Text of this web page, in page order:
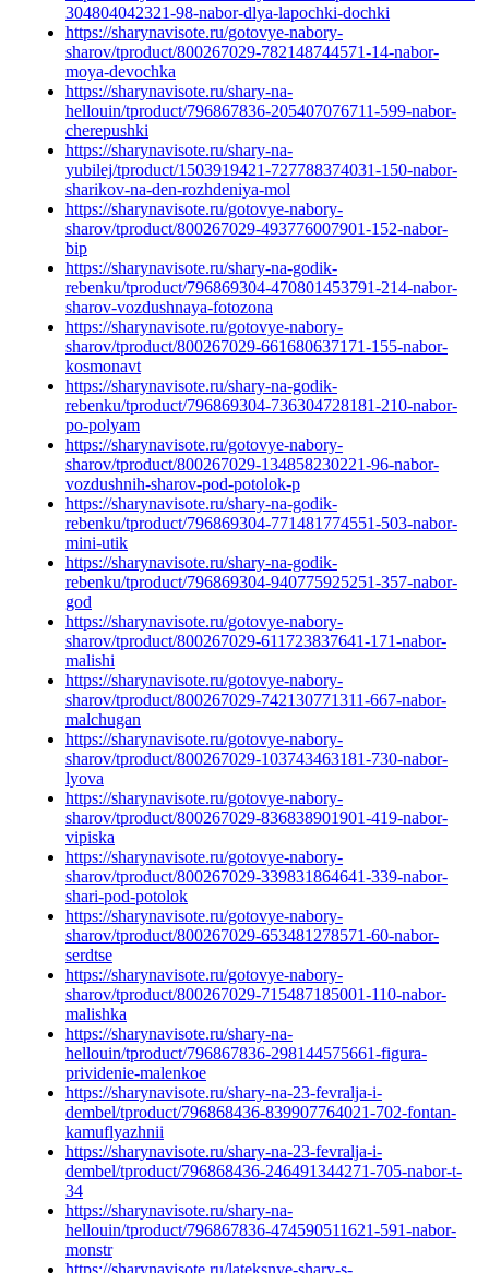
304804042321-98-nabor-dlya-lapochki-dochki
https://sharynavisote.ru/gotovye-nabory-
sharov/tproduct/800267029-782148744571-14-nabor-
moya-devochka
https://sharynavisote.ru/shary-na-
hellouin/tproduct/796867836-205407076711-599-nabor-
cherepushki
https://sharynavisote.ru/shary-na-
yubilej/tproduct/1503919421-727788374031-150-nabor-
sharikov-na-den-rozhdeniya-mol
https://sharynavisote.ru/gotovye-nabory-
sharov/tproduct/800267029-493776007901-152-nabor-
bip
https://sharynavisote.ru/shary-na-godik-
rebenku/tproduct/796869304-470801453791-214-nabor-
sharov-vozdushnaya-fotozona
https://sharynavisote.ru/gotovye-nabory-
sharov/tproduct/800267029-661680637171-155-nabor-
kosmonavt
https://sharynavisote.ru/shary-na-godik-
rebenku/tproduct/796869304-736304728181-210-nabor-
po-polyam
https://sharynavisote.ru/gotovye-nabory-
sharov/tproduct/800267029-134858230221-96-nabor-
vozdushnih-sharov-pod-potolok-p
https://sharynavisote.ru/shary-na-godik-
rebenku/tproduct/796869304-771481774551-503-nabor-
mini-utik
https://sharynavisote.ru/shary-na-godik-
rebenku/tproduct/796869304-940775925251-357-nabor-
god
https://sharynavisote.ru/gotovye-nabory-
sharov/tproduct/800267029-611723837641-171-nabor-
malishi
https://sharynavisote.ru/gotovye-nabory-
sharov/tproduct/800267029-742130771311-667-nabor-
malchugan
https://sharynavisote.ru/gotovye-nabory-
sharov/tproduct/800267029-103743463181-730-nabor-
lyova
https://sharynavisote.ru/gotovye-nabory-
sharov/tproduct/800267029-836838901901-419-nabor-
vipiska
https://sharynavisote.ru/gotovye-nabory-
sharov/tproduct/800267029-339831864641-339-nabor-
shari-pod-potolok
https://sharynavisote.ru/gotovye-nabory-
sharov/tproduct/800267029-653481278571-60-nabor-
serdtse
https://sharynavisote.ru/gotovye-nabory-
sharov/tproduct/800267029-715487185001-110-nabor-
malishka
https://sharynavisote.ru/shary-na-
hellouin/tproduct/796867836-298144575661-figura-
prividenie-malenkoe
https://sharynavisote.ru/shary-na-23-fevralja-i-
dembel/tproduct/796868436-839907764021-702-fontan-
kamuflyazhnii
https://sharynavisote.ru/shary-na-23-fevralja-i-
dembel/tproduct/796868436-246491344271-705-nabor-t-
34
https://sharynavisote.ru/shary-na-
hellouin/tproduct/796867836-474590511621-591-nabor-
monstr
https://sharynavisote.ru/lateksnye-shary-s-